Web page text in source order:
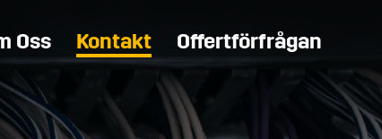
Oss Kontakt Offertförfrågan